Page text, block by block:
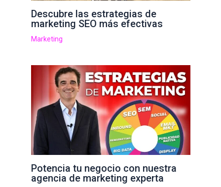
Descubre las estrategias de
marketing SEO más efectivas
Marketing
Potencia tu negocio con nuestra
agencia de marketing experta